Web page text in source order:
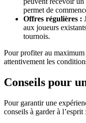
permet de
Offres régulières :
aux joueurs
tournois.
Pour profiter au maximum
attentivement les
Conseils pour
Pour garantir une
conseils à garder à l’esprit :